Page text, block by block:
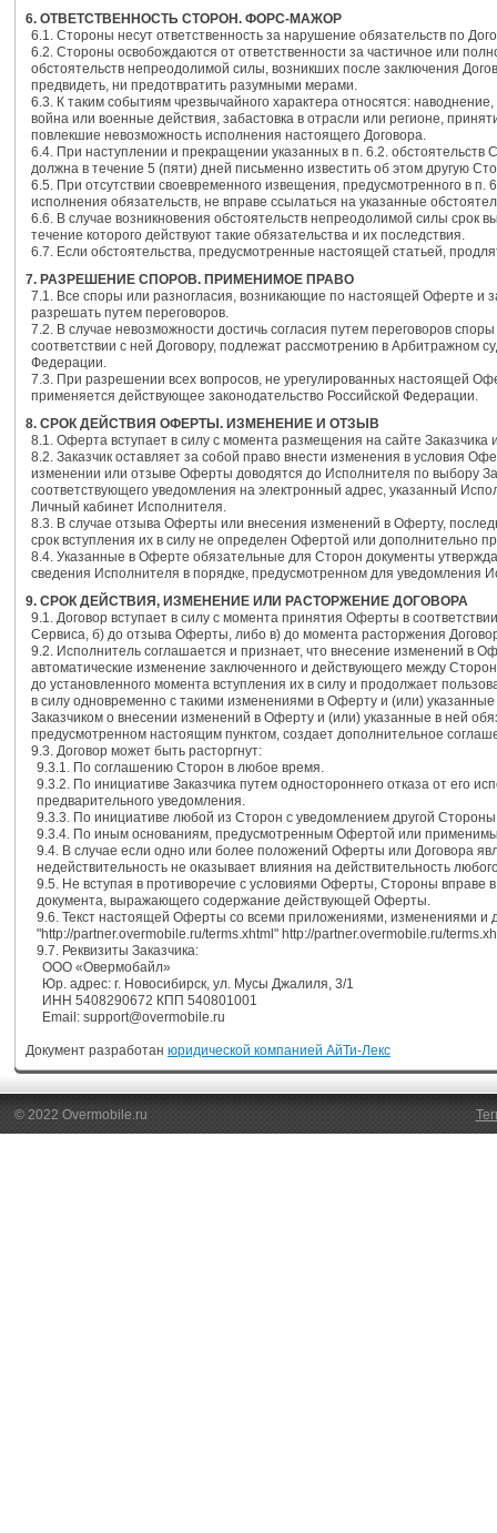
6. ОТВЕТСТВЕННОСТЬ СТОРОН. ФОРС-МАЖОР
6.1. Стороны несут ответственность за нарушение обязательств по
6.2. Стороны освобождаются от ответственности за частичное или
обстоятельств непреодолимой силы, возникших после заключения
предвидеть, ни предотвратить разумными мерами.
6.3. К таким событиям чрезвычайного характера относятся:
война или военные действия, забастовка в отрасли или регионе,
повлекшие невозможность исполнения настоящего Договора.
6.4. При наступлении и прекращении указанных в п. 6.2. обстоятельств
должна в течение 5 (пяти) дней письменно известить об этом другую
6.5. При отсутствии своевременного извещения, предусмотренного в
исполнения обязательств, не вправе ссылаться на указанные
6.6. В случае возникновения обстоятельств непреодолимой силы срок
течение которого действуют такие обязательства и их последствия.
6.7. Если обстоятельства, предусмотренные настоящей статьей,
7. РАЗРЕШЕНИЕ СПОРОВ. ПРИМЕНИМОЕ ПРАВО
7.1. Все споры или разногласия, возникающие по настоящей Оферте и
разрешать путем переговоров.
7.2. В случае невозможности достичь согласия путем переговоров
соответствии с ней Договору, подлежат рассмотрению в Арбитражном
Федерации.
7.3. При разрешении всех вопросов, не урегулированных настоящей
применяется действующее законодательство Российской Федерации.
8. СРОК ДЕЙСТВИЯ ОФЕРТЫ. ИЗМЕНЕНИЕ И ОТЗЫВ
8.1. Оферта вступает в силу с момента размещения на сайте Заказчика
8.2. Заказчик оставляет за собой право внести изменения в условия
изменении или отзыве Оферты доводятся до Исполнителя по выбору
соответствующего уведомления на электронный адрес, указанный
Личный кабинет Исполнителя.
8.3. В случае отзыва Оферты или внесения изменений в Оферту,
срок вступления их в силу не определен Офертой или дополнительно
8.4. Указанные в Оферте обязательные для Сторон документы
сведения Исполнителя в порядке, предусмотренном для уведомления
9. СРОК ДЕЙСТВИЯ, ИЗМЕНЕНИЕ ИЛИ РАСТОРЖЕНИЕ ДОГОВОРА
9.1. Договор вступает в силу с момента принятия Оферты в
Сервиса, б) до отзыва Оферты, либо в) до момента расторжения
9.2. Исполнитель соглашается и признает, что внесение изменений в
автоматические изменение заключенного и действующего между
до установленного момента вступления их в силу и продолжает
в силу одновременно с такими изменениями в Оферту и (или)
Заказчиком о внесении изменений в Оферту и (или) указанные в ней
предусмотренном настоящим пунктом, создает дополнительное
9.3. Договор может быть расторгнут:
9.3.1. По соглашению Сторон в любое время.
9.3.2. По инициативе Заказчика путем одностороннего отказа от его
предварительного уведомления.
9.3.3. По инициативе любой из Сторон с уведомлением другой
9.3.4. По иным основаниям, предусмотренным Офертой или
9.4. В случае если одно или более положений Оферты или Договора
недействительность не оказывает влияния на действительность
9.5. Не вступая в противоречие с условиями Оферты, Стороны вправе
документа, выражающего содержание действующей Оферты.
9.6. Текст настоящей Оферты со всеми приложениями, изменениями и
"http://partner.overmobile.ru/terms.xhtml" http://partner.overmobile.ru/
9.7. Реквизиты Заказчика:
ООО «Овермобайл»
Юр. адрес: г. Новосибирск, ул. Мусы Джалиля, 3/1
ИНН 5408290672 КПП 540801001
Email: support@overmobile.ru
Документ разработан юридической компанией АйТи-Лекс
© 2022 Overmobile.ru